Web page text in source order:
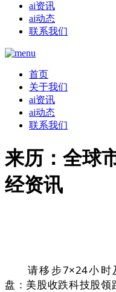
ai资讯
ai动态
联系我们
首页
关于我们
ai资讯
ai动态
联系我们
来历：全球
经资讯
请移步7×24小时
盘：美股收跌科技股